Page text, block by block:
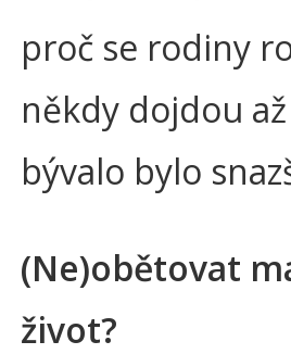
proč se rodiny
někdy dojdou
bývalo bylo
(Ne)obětovat
život?